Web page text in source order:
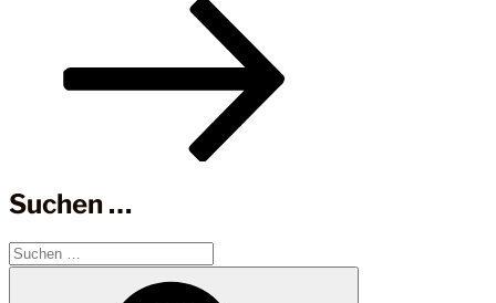
Suchen …
Suchen